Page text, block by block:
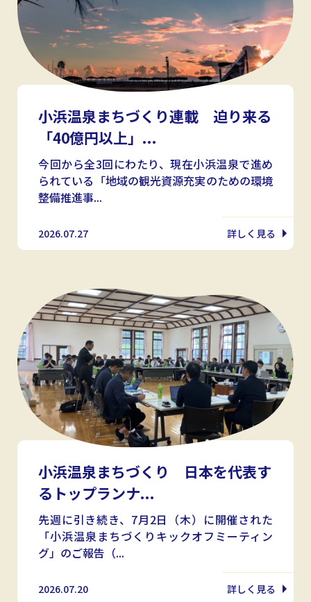
小浜温泉まちづくり連載 迫り来る
「40億円以上」...
今回から全3回にわたり、現在小浜温泉で進め
られている「地域の観光資源充実のための環境
整備推進事...
2026.07.27 詳しく見る
小浜温泉まちづくり 日本を代表す
るトップランナ...
先週に引き続き、7月2日（木）に開催された
「小浜温泉まちづくりキックオフミーティン
グ」のご報告（...
2026.07.20 詳しく見る